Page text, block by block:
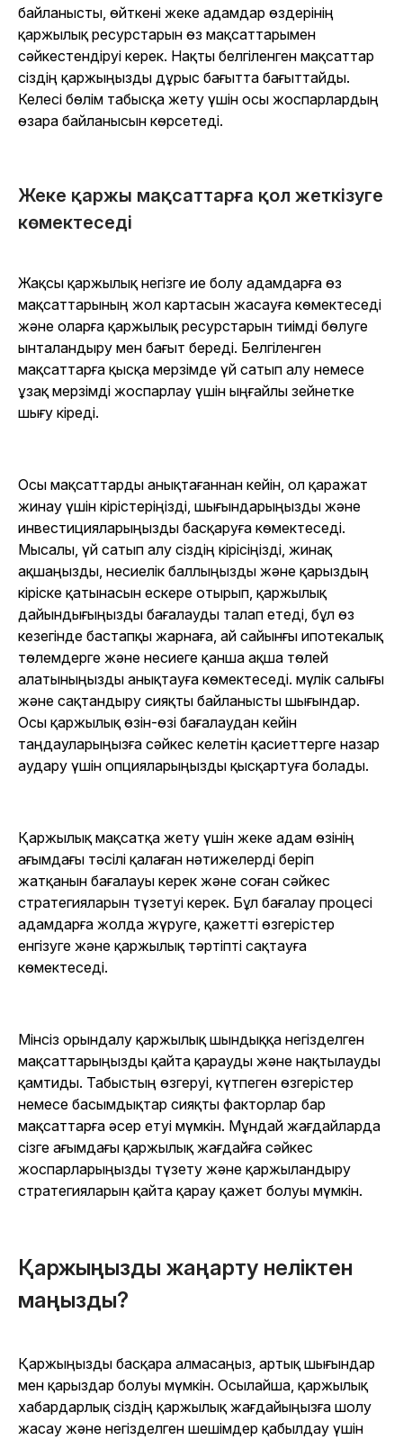
байланысты, өйткені жеке адамдар өздерінің
қаржылық ресурстарын өз мақсаттарымен
сәйкестендіруі керек. Нақты белгіленген мақсаттар
сіздің қаржыңызды дұрыс бағытта бағыттайды.
Келесі бөлім табысқа жету үшін осы жоспарлардың
өзара байланысын көрсетеді.
Жеке қаржы мақсаттарға қол жеткізуге
көмектеседі
Жақсы қаржылық негізге ие болу адамдарға өз
мақсаттарының жол картасын жасауға көмектеседі
және оларға қаржылық ресурстарын тиімді бөлуге
ынталандыру мен бағыт береді. Белгіленген
мақсаттарға қысқа мерзімде үй сатып алу немесе
ұзақ мерзімді жоспарлау үшін ыңғайлы зейнетке
шығу кіреді.
Осы мақсаттарды анықтағаннан кейін, ол қаражат
жинау үшін кірістеріңізді, шығындарыңызды және
инвестицияларыңызды басқаруға көмектеседі.
Мысалы, үй сатып алу сіздің кірісіңізді, жинақ
ақшаңызды, несиелік баллыңызды және қарыздың
кіріске қатынасын ескере отырып, қаржылық
дайындығыңызды бағалауды талап етеді, бұл өз
кезегінде бастапқы жарнаға, ай сайынғы ипотекалық
төлемдерге және несиеге қанша ақша төлей
алатыныңызды анықтауға көмектеседі. мүлік салығы
және сақтандыру сияқты байланысты шығындар.
Осы қаржылық өзін-өзі бағалаудан кейін
таңдауларыңызға сәйкес келетін қасиеттерге назар
аудару үшін опцияларыңызды қысқартуға болады.
Қаржылық мақсатқа жету үшін жеке адам өзінің
ағымдағы тәсілі қалаған нәтижелерді беріп
жатқанын бағалауы керек және соған сәйкес
стратегияларын түзетуі керек. Бұл бағалау процесі
адамдарға жолда жүруге, қажетті өзгерістер
енгізуге және қаржылық тәртіпті сақтауға
көмектеседі.
Мінсіз орындалу қаржылық шындыққа негізделген
мақсаттарыңызды қайта қарауды және нақтылауды
қамтиды. Табыстың өзгеруі, күтпеген өзгерістер
немесе басымдықтар сияқты факторлар бар
мақсаттарға әсер етуі мүмкін. Мұндай жағдайларда
сізге ағымдағы қаржылық жағдайға сәйкес
жоспарларыңызды түзету және қаржыландыру
стратегияларын қайта қарау қажет болуы мүмкін.
Қаржыңызды жаңарту неліктен
маңызды?
Қаржыңызды басқара алмасаңыз, артық шығындар
мен қарыздар болуы мүмкін. Осылайша, қаржылық
хабардарлық сіздің қаржылық жағдайыңызға шолу
жасау және негізделген шешімдер қабылдау үшін